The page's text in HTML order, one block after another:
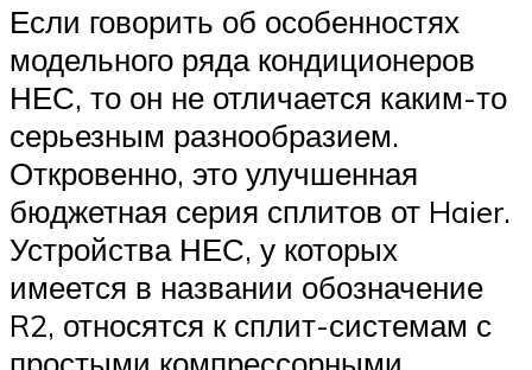
Если говорить об особенностях
модельного ряда кондиционеров
НЕС, то он не отличается каким-то
серьезным разнообразием.
Откровенно, это улучшенная
бюджетная серия сплитов от Haier.
Устройства НЕС, у которых
имеется в названии обозначение
R2, относятся к сплит-системам с
простыми компрессорными